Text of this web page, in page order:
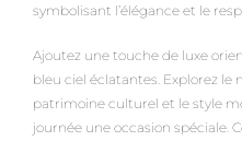
symbolisant l’élégance et le
Ajoutez une touche de luxe
bleu ciel éclatantes. Explorez le
patrimoine culturel et le style
journée une occasion spéciale.